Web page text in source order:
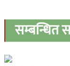
सम्बन्धित